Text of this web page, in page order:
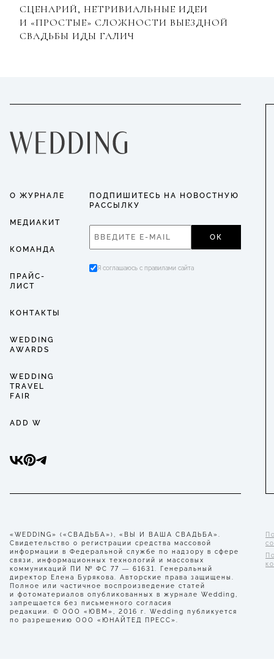
СЦЕНАРИЙ, НЕТРИВИАЛЬНЫЕ ИДЕИ
И «ПРОСТЫЕ» СЛОЖНОСТИ ВЫЕЗДНОЙ
СВАДЬБЫ ИДЫ ГАЛИЧ
О ЖУРНАЛЕ
МЕДИАКИТ
КОМАНДА
ПРАЙС-
ЛИСТ
КОНТАКТЫ
WEDDING
AWARDS
WEDDING
TRAVEL
FAIR
ADD W
ПОДПИШИТЕСЬ НА НОВОСТНУЮ
РАССЫЛКУ
ОК
Я соглашаюсь с правилами сайта
«WEDDING» («СВАДЬБА»), «ВЫ И ВАША СВАДЬБА».
Свидетельство о регистрации средства массовой
информации в Федеральной службе по надзору в сфере
связи, информационных технологий и массовых
коммуникаций ПИ № ФС 77 — 61631. Генеральный
директор Елена Бурякова. Авторские права защищены.
Полное или частичное воспроизведение статей
и фотоматериалов опубликованных в журнале Wedding,
запрещается без письменного согласия
редакции. © ООО «ЮВМ», 2016 г. Wedding публикуется
по разрешению ООО «ЮНАЙТЕД ПРЕСС».